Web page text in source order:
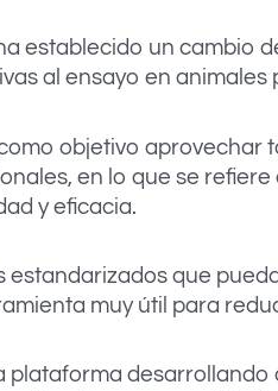
establecido un cambio
al ensayo en
objetivo aprovechar
en lo que se
y eficacia.
estandarizados que
muy útil para
plataforma